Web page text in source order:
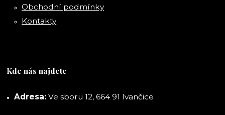
Obchodní podmínky
Kontakty
Kde nás najdete
Adresa: Ve sboru 12, 664 91 Ivančice